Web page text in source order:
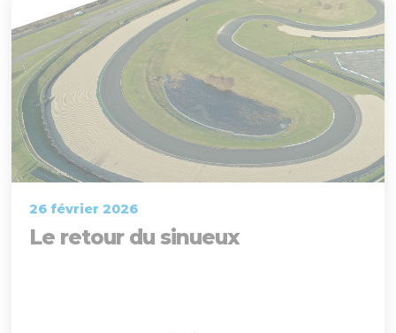
26 février 2026
Le retour du sinueux